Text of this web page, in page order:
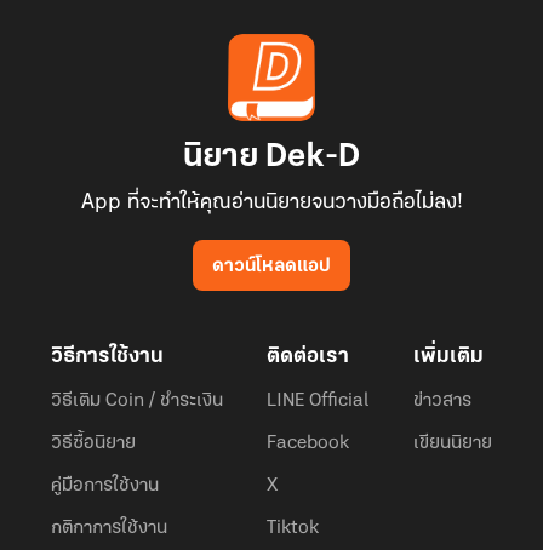
นิยาย Dek-D
App ที่จะทำให้คุณอ่านนิยายจนวางมือถือไม่ลง!
ดาวน์โหลดแอป
วิธีการใช้งาน
วิธีเติม Coin / ชำระเงิน
วิธีซื้อนิยาย
คู่มือการใช้งาน
กติกาการใช้งาน
ติดต่อเรา
LINE Official
Facebook
X
Tiktok
เพิ่มเติม
ข่าวสาร
เขียนนิยาย